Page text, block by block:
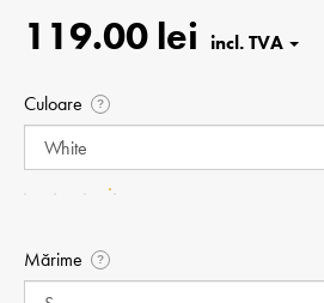
119.00 lei
Culoare ?
Mărime ?